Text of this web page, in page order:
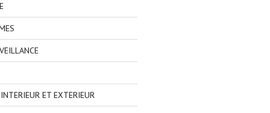
ET EXTERIEUR